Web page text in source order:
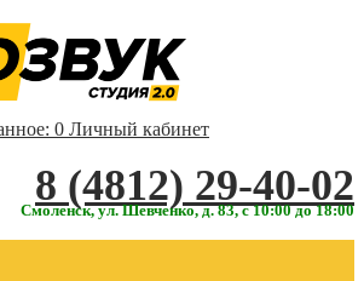
0 Личный кабинет
‎‎8 (4812) 29-40-02
Смоленск, ул. Шевченко, д. 83, с 10:00 до 18:00